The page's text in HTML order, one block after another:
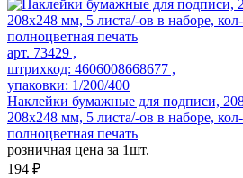
арт. 73429 ,
штрихкод: 4606008668677 ,
упаковки: 1/200/400
Наклейки бумажные для подписи,
208х248 мм, 5 листа/-ов в наборе,
полноцветная печать
розничная цена за 1шт.
194 ₽